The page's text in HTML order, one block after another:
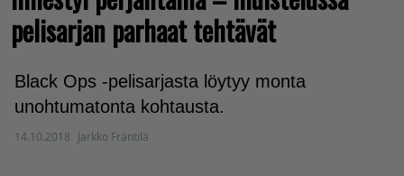
pelisarjan parhaat tehtävät
Black Ops -pelisarjasta löytyy monta
unohtumatonta kohtausta.
14.10.2018 Jarkko Fräntilä